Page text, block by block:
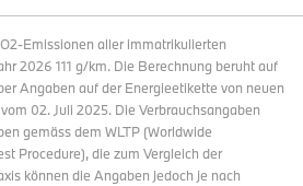
Emissionen aller immatrikulierten
2026 111 g/km. Die Berechnung beruht auf
Angaben auf der Energieetikette von neuen
02. Juli 2025. Die Verbrauchsangaben
gemäss dem WLTP (Worldwide
Procedure), die zum Vergleich der
können die Angaben jedoch je nach